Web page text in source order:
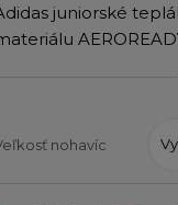
juniorské
nohavíc